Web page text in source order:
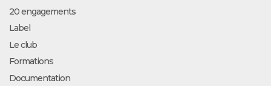
20 engagements
Label
Le club
Formations
Documentation